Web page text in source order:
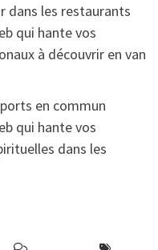
dans les restaurants
qui hante vos
à découvrir en van
en commun
qui hante vos
dans les